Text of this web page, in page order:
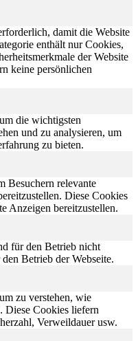
damit die Website
enthält nur Cookies,
der Website
keine persönlichen
die wichtigsten
und zu analysieren, um
zu bieten.
Besuchern relevante
Diese Cookies
Anzeigen bereitzustellen.
für den Betrieb nicht
Betrieb der Webseite.
zu verstehen, wie
Diese Cookies liefern
Verweildauer usw.